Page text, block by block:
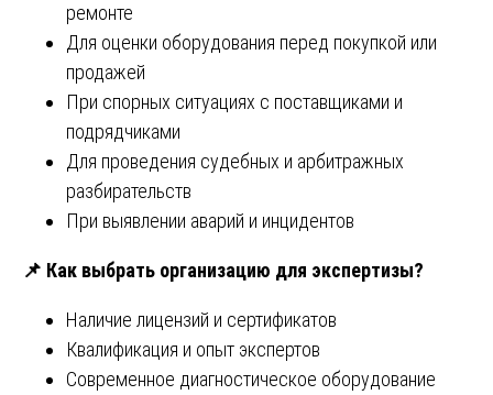
ремонте
Для оценки оборудования перед покупкой или
продажей
При спорных ситуациях с поставщиками и
подрядчиками
Для проведения судебных и арбитражных
разбирательств
При выявлении аварий и инцидентов
📌 Как выбрать организацию для экспертизы?
Наличие лицензий и сертификатов
Квалификация и опыт экспертов
Современное диагностическое оборудование